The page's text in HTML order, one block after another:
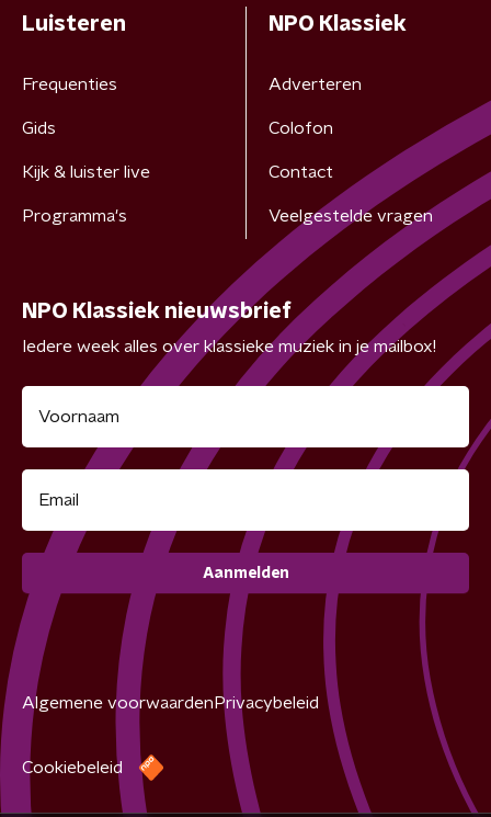
Luisteren
Frequenties
Gids
Kijk & luister live
Programma's
NPO Klassiek
Adverteren
Colofon
Contact
Veelgestelde vragen
NPO Klassiek nieuwsbrief
Iedere week alles over klassieke muziek in je mailbox!
Aanmelden
Algemene voorwaarden Privacybeleid
Cookiebeleid